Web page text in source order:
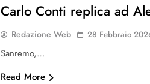
Carlo Conti replica ad
Redazione Web 28 Febbraio
Sanremo,…
Read More